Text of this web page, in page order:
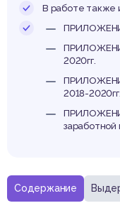
Содержание
В работе также
2020гг.
2018-2020гг.
заработной